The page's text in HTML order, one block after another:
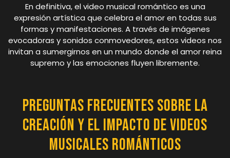
En definitiva, el video musical romántico es una
expresión artística que celebra el amor en todas sus
formas y manifestaciones. A través de imágenes
evocadoras y sonidos conmovedores, estos videos nos
invitan a sumergirnos en un mundo donde el amor reina
supremo y las emociones fluyen libremente.
Preguntas Frecuentes sobre la
Creación y el Impacto de Videos
Musicales Románticos